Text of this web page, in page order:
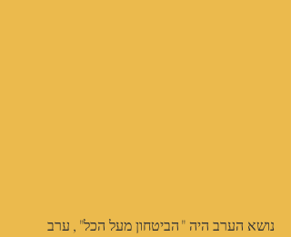
נושא הערב היה "הביטחון מעל הכל", ערב